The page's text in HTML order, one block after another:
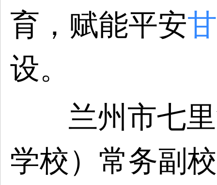
育，赋能平安
设。
兰州市七
学校）常务副